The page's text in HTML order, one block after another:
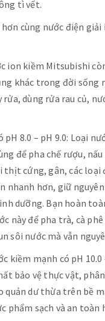
tì vết.
hơn cùng nước điện giải
ion kiềm Mitsubishi
khác trong đời sống
dùng rửa rau củ,
pH 8.0 – pH 9.0: Loại
để pha chế rượu,
thịt cứng, gân, các loại
nhanh hơn, giữ
dưỡng. Bạn hoàn
này để pha trà, cà
sôi nước mà vẫn
kiềm mạnh có pH 10.0
bảo vệ thực vật,
quản dư thừa trên bề
phẩm sạch và an toàn